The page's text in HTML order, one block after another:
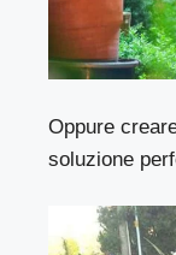
Oppure
soluzione